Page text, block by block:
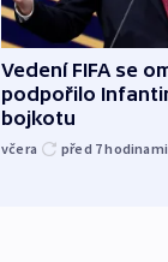
Vedení FIFA se
podpořilo
bojkotu
včera před 7hodinami